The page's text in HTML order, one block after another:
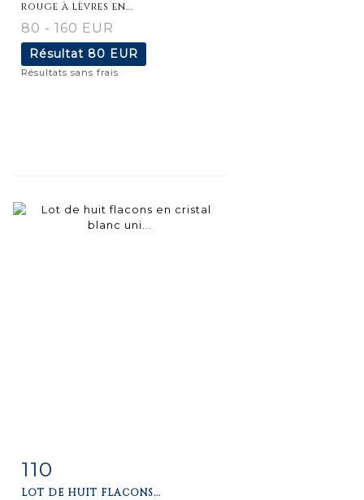
rouge à lèvres en...
80 - 160 EUR
Résultat 80 EUR
Résultats sans frais
110
LOT DE HUIT FLACONS...